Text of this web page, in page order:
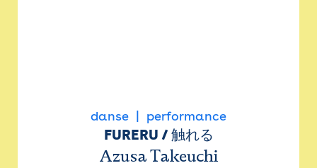
danse performance
FURERU / 触れる
Azusa Takeuchi